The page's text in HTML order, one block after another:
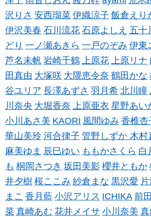
沢りさ 安西瑠菜 伊織涼子 飯倉えり
伊沢美春 石川流花 石原よしえ 五十
どり 一ノ瀬あきら 一戸のぞみ 伊東
芦名未帆 岩崎千鶴 上原花 上原リナ
田真由 大塚咲 大隈恵令奈 鶴田かな
谷ユリア 長澤あずさ 羽月希 北川瞳
川奈央 大堀香奈 上原亜衣 星野あい
小川あさ美 KAORI 風間ゆみ 香椎杏
華山美玲 河合律子 管野しずか 木村
麻美ゆま 辰巳ゆい ももかさくら 白
も 桐岡さつき 坂田美影 櫻井ともか
井夕樹 桜ここみ 紗倉まな 黒沢愛
まこ 香月藍 小沢アリス ICHIKA 前
菜 真崎あむ 花井メイサ 小川奈美 真